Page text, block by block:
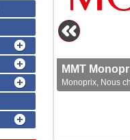
MMT
Monoprix, Nous